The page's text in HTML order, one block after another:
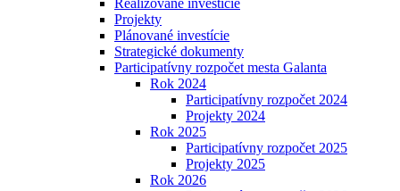
Realizované investície
Projekty
Plánované investície
Strategické dokumenty
Participatívny rozpočet mesta Galanta
Rok 2024
Participatívny rozpočet 2024
Projekty 2024
Rok 2025
Participatívny rozpočet 2025
Projekty 2025
Rok 2026